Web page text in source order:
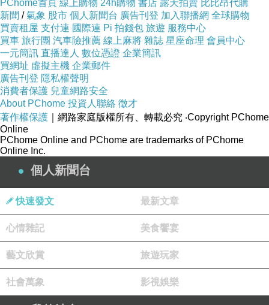
PChome首頁 線上購物 24h購物 書店 露天拍賣 比比昂代購
新聞 /氣象 股市 個人新聞台 廣告刊登 加入聯播網 全球購物
買賣租屋 支付連 國際連 Pi 拍錢包 旅遊 服務中心
買車 旅行團 汽車險推薦 線上麻將 雜誌 星座命理 會員中心
一元簡訊 直播達人 數位憑證 企業簡訊
買網址 虛擬主機 企業郵件
廣告刊登 隱私權聲明
消費者保護 兒童網路安全
About PChome 投資人聯絡 徵才
著作權保護 ｜網路家庭版權所有、轉載必究 ‧Copyright PChome
Online
PChome Online and PChome are trademarks of PChome
Online Inc.
個人新聞台
快速發文 最新文章
心情雜記 美食饗宴
藝文欣賞 旅遊玩家
社會萬象 影視娛樂